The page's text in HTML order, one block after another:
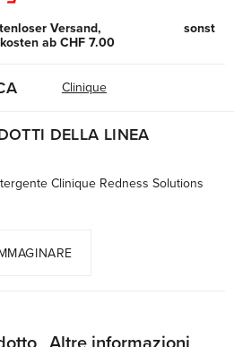
kostenloser Versand, sonst
ab CHF 7.00
Clinique
DELLA LINEA
Clinique Redness Solutions